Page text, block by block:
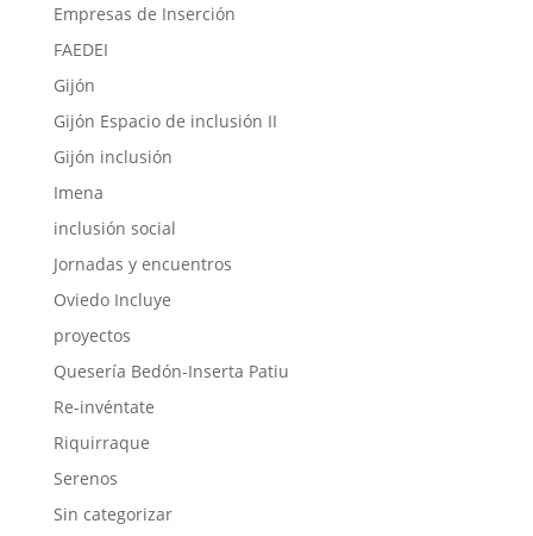
Empresas de Inserción
FAEDEI
Gijón
Gijón Espacio de inclusión II
Gijón inclusión
Imena
inclusión social
Jornadas y encuentros
Oviedo Incluye
proyectos
Quesería Bedón-Inserta Patiu
Re-invéntate
Riquirraque
Serenos
Sin categorizar